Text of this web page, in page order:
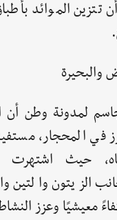
الموائد
والبحيرة
لمدونة وطن أن
في المحجار،
حيث اشتهرت
الزيتون والتين
معيشيًا وعزز